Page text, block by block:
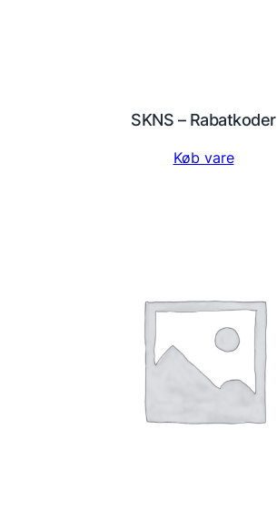
SKNS – Rabatkoder
Køb vare